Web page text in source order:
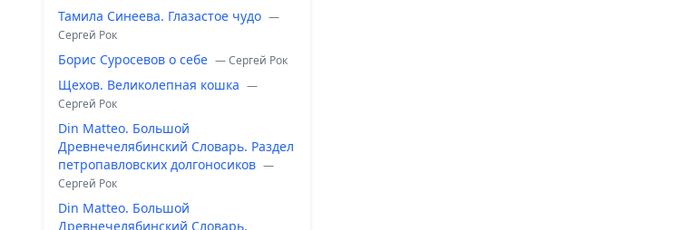
Тамила Синеева. Глазастое чудо —
Сергей Рок
Борис Суросевов о себе — Сергей Рок
Щехов. Великолепная кошка —
Сергей Рок
Din Matteo. Большой
Древнечелябинский Словарь. Раздел
петропавловских долгоносиков —
Сергей Рок
Din Matteo. Большой
Древнечелябинский Словарь.